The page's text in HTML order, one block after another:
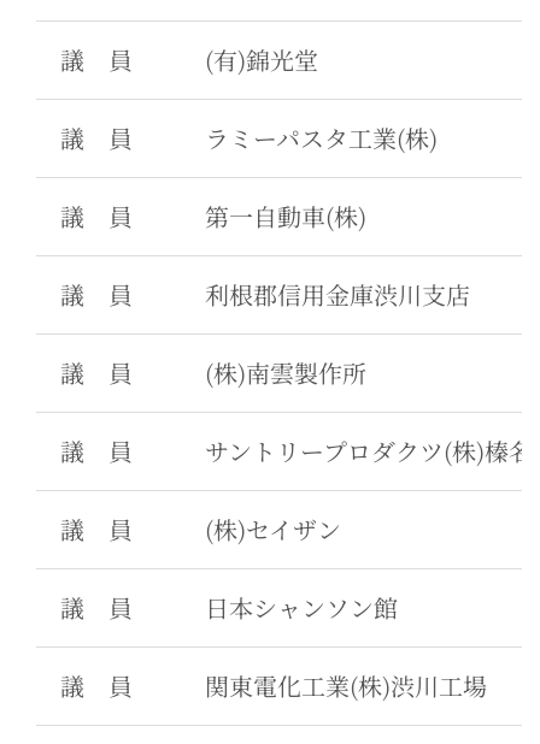
議 員 (有)錦光堂
議 員 ラミーパスタ工業(株)
議 員 第一自動車(株)
議 員 利根郡信用金庫渋川支店
議 員 (株)南雲製作所
議 員 サントリープロダクツ(株)榛
議 員 (株)セイザン
議 員 日本シャンソン館
議 員 関東電化工業(株)渋川工場